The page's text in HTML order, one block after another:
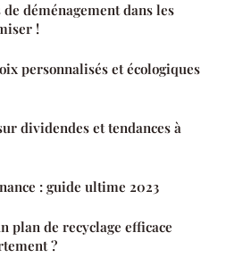
déménagement dans les
!
personnalisés et écologiques
dividendes et tendances à
: guide ultime 2023
plan de recyclage efficace
?